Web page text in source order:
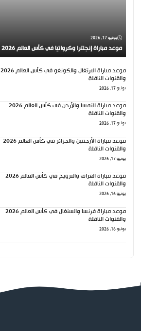
يونيو 17, 2026
موعد مباراة إنجلترا وكرواتيا في كأس العالم 2026 والقنوات الناقلة
موعد مباراة البرتغال والكونغو في كأس العالم 2026
والقنوات الناقلة
يونيو 17, 2026
موعد مباراة النمسا والأردن في كأس العالم 2026
والقنوات الناقلة
يونيو 17, 2026
موعد مباراة الأرجنتين والجزائر في كأس العالم 2026
والقنوات الناقلة
يونيو 17, 2026
موعد مباراة العراق والنرويج في كأس العالم 2026
والقنوات الناقلة
يونيو 16, 2026
موعد مباراة فرنسا والسنغال في كأس العالم 2026
والقنوات الناقلة
يونيو 16, 2026